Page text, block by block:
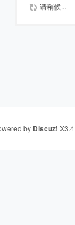
请稍候...
by Discuz! X3.4